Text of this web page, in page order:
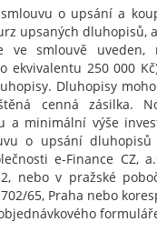
o upsání a
upsaných dluhopisů,
ve smlouvě uveden,
ekvivalentu 250 000
Dluhopisy
cenná zásilka.
a minimální výše
o upsání
e-Finance CZ,
nebo v pražské
65, Praha nebo